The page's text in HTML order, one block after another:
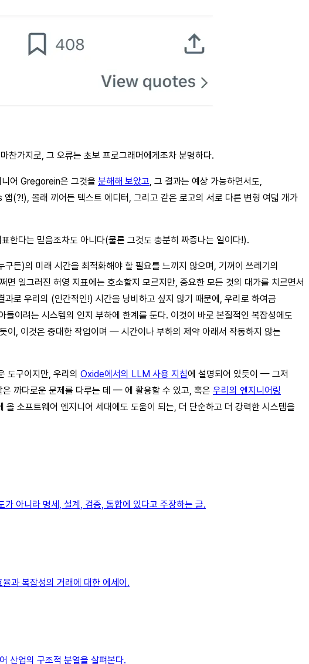
찬가지로, 그 오류는 초보 프로그래머에게조차 분명하다.
어 Gregorein은 그것을 분해해 보았고 , 그 결과는 예상 가능하면서도,
(?!), 몰래 끼어든 텍스트 에디터, 그리고 같은 로고의 서로 다른 변형 여덟 개가
한다는 믿음조차도 아니다(물론 그것도 충분히 짜증나는 일이다!).
든)의 미래 시간을 최적화해야 할 필요를 느끼지 않으며, 기꺼이 쓰레기의
일그러진 허영 지표에는 호소할지 모르지만, 중요한 모든 것의 대가를 치르면서
로 우리의 (인간적인!) 시간을 낭비하고 싶지 않기 때문에, 우리로 하여금
이려는 시스템의 인지 부하에 한계를 둔다. 이것이 바로 본질적인 복잡성에도
이, 이것은 중대한 작업이며 — 시간이나 부하의 제약 아래서 작동하지 않는
도구이지만, 우리의 Oxide에서의 LLM 사용 지침에 설명되어 있듯이 — 그저
까다로운 문제를 다루는 데 — 에 활용할 수 있고, 혹은 우리의 엔지니어링
소프트웨어 엔지니어 세대에도 도움이 되는, 더 단순하고 더 강력한 시스템을
아니라 명세, 설계, 검증, 통합에 있다고 주장하는 글.
과 복잡성의 거래에 대한 에세이.
산업의 구조적 분열을 살펴본다.